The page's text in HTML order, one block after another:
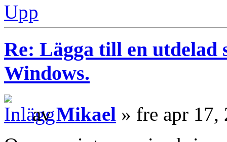
Upp
Re: Lägga till en
Windows.
avMikael » fre apr 17,